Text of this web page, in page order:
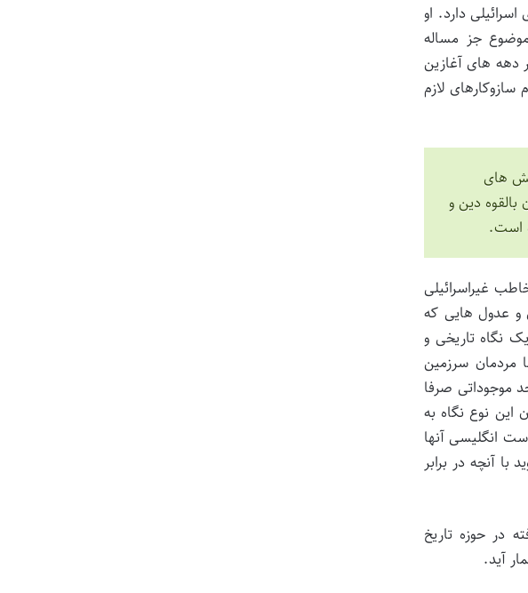
دارد. او
جز مساله
های آغازین
لازم
های
دین و
است.
غیراسرائیلی
عدول هایی که
نگاه تاریخی و
مردمان سرزمین
موجوداتی صرفا
این نوع نگاه به
انگلیسی آنها
آنچه در برابر
در حوزه تاریخ
آید.